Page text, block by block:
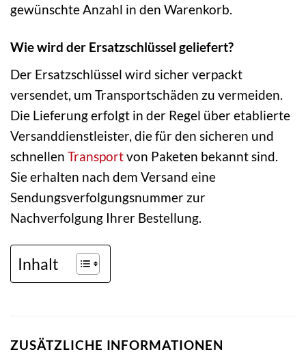
gewünschte Anzahl in den Warenkorb.
Wie wird der Ersatzschlüssel geliefert?
Der Ersatzschlüssel wird sicher verpackt
versendet, um Transportschäden zu vermeiden.
Die Lieferung erfolgt in der Regel über etablierte
Versanddienstleister, die für den sicheren und
schnellen Transportvon Paketen bekannt sind.
Sie erhalten nach dem Versand eine
Sendungsverfolgungsnummer zur
Nachverfolgung Ihrer Bestellung.
Inhalt
ZUSÄTZLICHE INFORMATIONEN